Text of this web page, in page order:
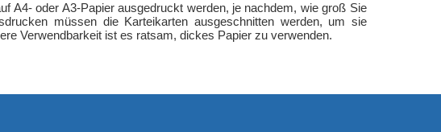
A4- oder A3-Papier ausgedruckt werden, je nachdem, wie groß Sie
müssen die Karteikarten ausgeschnitten werden, um sie
Verwendbarkeit ist es ratsam, dickes Papier zu verwenden.